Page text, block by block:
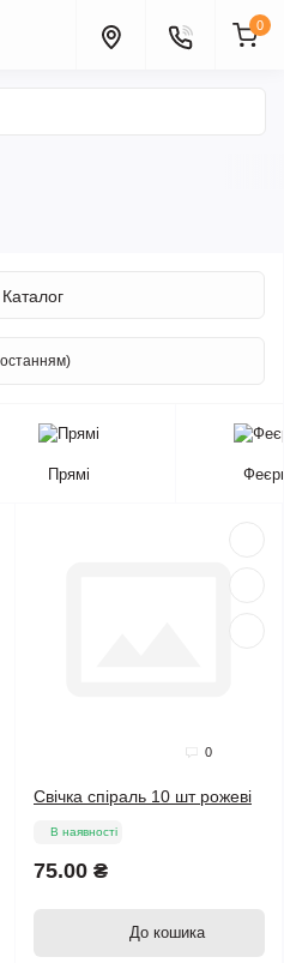
0
Каталог
Прямі
0
Свічка спіраль 10 шт рожеві
В наявності
75.00 ₴
До кошика